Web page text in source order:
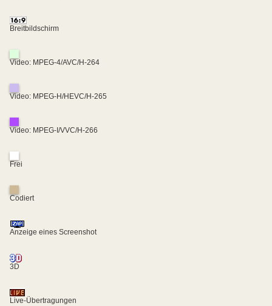
Breitbildschirm
Video: MPEG-4/AVC/H-264
Video: MPEG-H/HEVC/H-265
Video: MPEG-I/VVC/H-266
Frei
Codiert
Anzeige eines Screenshot
3D
Live-Übertragungen